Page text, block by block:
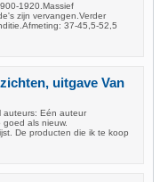
1920.Massief
zijn vervangen.Verder
37-45,5-52,5
uitgave Van
auteurs: Eén auteur
als nieuw.
De producten die ik te koop